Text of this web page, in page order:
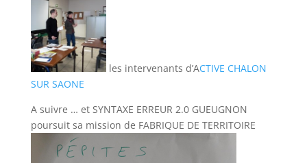
les intervenants d’ACTIVE CHALON
SUR SAONE
A suivre … et SYNTAXE ERREUR 2.0 GUEUGNON
poursuit sa mission de FABRIQUE DE TERRITOIRE